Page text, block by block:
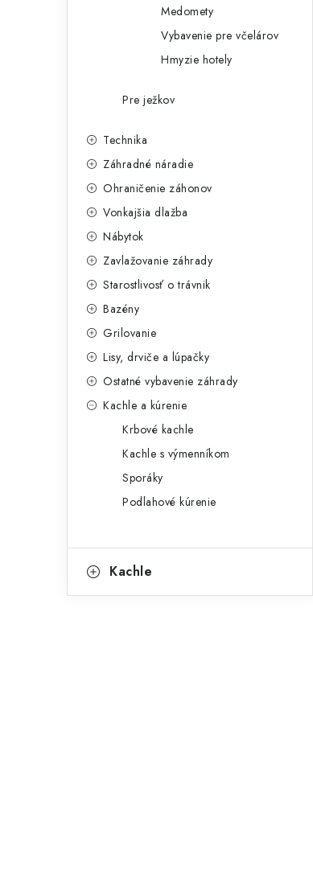
Medomety
Vybavenie pre včelárov
Hmyzie hotely
Pre ježkov
Technika
Záhradné náradie
Ohraničenie záhonov
Vonkajšia dlažba
Nábytok
Zavlažovanie záhrady
Starostlivosť o trávnik
Bazény
Grilovanie
Lisy, drviče a lúpačky
Ostatné vybavenie záhrady
Kachle a kúrenie
Krbové kachle
Kachle s výmenníkom
Sporáky
Podlahové kúrenie
Kachle